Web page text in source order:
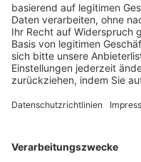
Trainerbörse
Login SpielPlus
FOLGE DEM BFV